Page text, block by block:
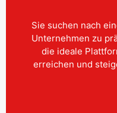
Sie suchen nach
Unternehmen zu
die ideale
erreichen und